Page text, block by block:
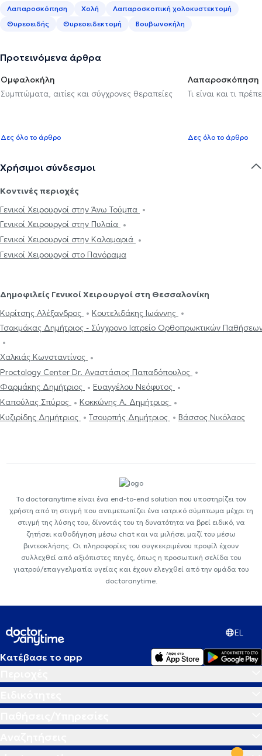
Λαπαροσκόπηση Χολή
Λαπαροσκοπική χολοκυστεκτομή
Θυρεοειδής
Θυρεοειδεκτομή Βουβωνοκήλη
Προτεινόμενα άρθρα
Ομφαλοκήλη
Συμπτώματα, αιτίες και σύγχρονες θεραπείες
Δες όλο το άρθρο
Λαπαροσκόπηση
Τι είναι και τι
Δες όλο το άρθρο
Χρήσιμοι σύνδεσμοι
Κοντινές περιοχές
Γενικοί Χειρουργοί στην Άνω Τούμπα
Γενικοί Χειρουργοί στην Πυλαία
Γενικοί Χειρουργοί στην Καλαμαριά
Γενικοί Χειρουργοί στο Πανόραμα
Δημοφιλείς Γενικοί Χειρουργοί στη Θεσσαλονίκη
Κυρίτσης Αλέξανδρος
Κουτελιδάκης Ιωάννης
Τσακμάκας Δημήτριος - Σύγχρονο Ιατρείο Ορθοπρωκτικών
Χαλκιάς Κωνσταντίνος
Proctology Center Dr. Αναστάσιος Παπαδόπουλος
Φαρμάκης Δημήτριος
Ευαγγέλου Νεόφυτος
Καπούλας Σπύρος
Κοκκώνης Α. Δημήτριος
Κυζιρίδης Δημήτριος
Τσουρπής Δημήτριος Βάσσος Νικόλαος
Το doctoranytime είναι ένα end-to-end solution που υποστηρίζει τον
χρήστη από τη στιγμή που αντιμετωπίζει ένα ιατρικό σύμπτωμα μέχρι τη
στιγμή της λύσης του, δίνοντάς του τη δυνατότητα να βρεί ειδικό, να
ζητήσει καθοδήγηση μέσω chat και να μιλήσει μαζί του μέσω
βιντεοκλήσης. Οι πληροφορίες του συγκεκριμένου προφίλ έχουν
συλλεχθεί από αξιόπιστες πηγές, όπως η προσωπική σελίδα του
γιατρού/επαγγελματία υγείας και έχουν ελεγχθεί από την ομάδα του
doctoranytime.
EL
Κατέβασε το app